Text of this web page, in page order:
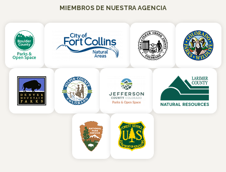
MIEMBROS DE NUESTRA AGENCIA